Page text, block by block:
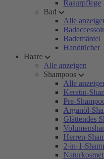
Rasurpflege
Bad
Alle
Bademäntel
Handtücher
Haare
Alle anzeigen
Shampoos
Alle
Keratin-
Pre-
Arganöl-
Glättendes
Herren-
2-in-1-